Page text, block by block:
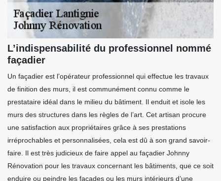
L’indispensabilité du professionnel nommé
façadier
Un façadier est l’opérateur professionnel qui effectue les travaux
de finition des murs, il est communément connu comme le
prestataire idéal dans le milieu du bâtiment. Il enduit et isole les
murs des structures dans les règles de l’art. Cet artisan procure
une satisfaction aux propriétaires grâce à ses prestations
irréprochables et personnalisées, cela est dû à son grand savoir-
faire. Il est très judicieux de faire appel au façadier Johnny
Rénovation pour les travaux concernant les bâtiments, que ce soit
enduire ou peindre les façades ou les murs intérieurs d’une